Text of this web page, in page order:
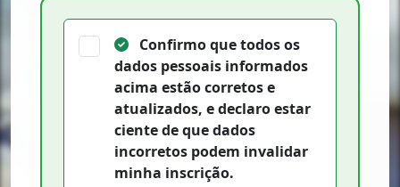
Confirmo que todos os
dados pessoais informados
acima estãocorretos e
atualizados, e declaro estar
ciente de que dados
incorretos podem invalidar
minha inscrição.